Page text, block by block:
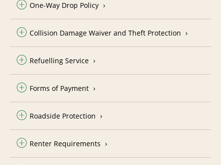
One-Way Drop Policy
Collision Damage Waiver and Theft Protection
Refuelling Service
Forms of Payment
Roadside Protection
Renter Requirements